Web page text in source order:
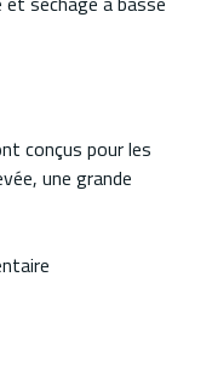
conçus pour les
une grande